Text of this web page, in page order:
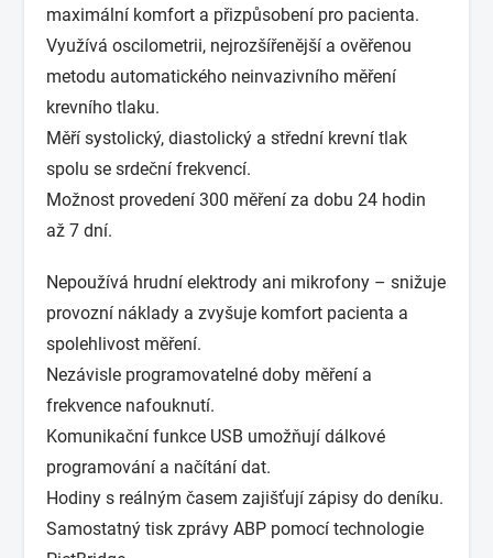
maximální komfort a přizpůsobení pro pacienta.
Využívá oscilometrii, nejrozšířenější a ověřenou
metodu automatického neinvazivního měření
krevního tlaku.
Měří systolický, diastolický a střední krevní tlak
spolu se srdeční frekvencí.
Možnost provedení 300 měření za dobu 24 hodin
až 7 dní.
Nepoužívá hrudní elektrody ani mikrofony – snižuje
provozní náklady a zvyšuje komfort pacienta a
spolehlivost měření.
Nezávisle programovatelné doby měření a
frekvence nafouknutí.
Komunikační funkce USB umožňují dálkové
programování a načítání dat.
Hodiny s reálným časem zajišťují zápisy do deníku.
Samostatný tisk zprávy ABP pomocí technologie